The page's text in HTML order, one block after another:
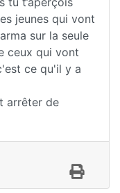
jeunes qui vont
sur la seule
ceux qui vont
ce qu'il y a
arrêter de